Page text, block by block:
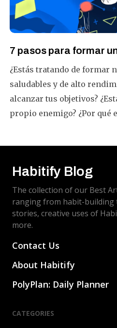
7 pasos para formar
¿Estás tratando de formar
saludables y de alto
alcanzar tus objetivos?
propio enemigo? ¿Por qué
Habitify Blog
The collection of our Best
ranging from habit-building
stories, creative uses of
more.
Contact Us
About Habitify
PolyPlan: Daily Planner
CATEGORIES